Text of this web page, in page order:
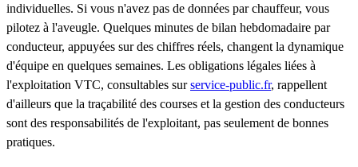
individuelles. Si vous n'avez pas de données par chauffeur, vous
pilotez à l'aveugle. Quelques minutes de bilan hebdomadaire par
conducteur, appuyées sur des chiffres réels, changent la dynamique
d'équipe en quelques semaines. Les obligations légales liées à
l'exploitation VTC, consultables surservice-public.fr, rappellent
d'ailleurs que la traçabilité des courses et la gestion des conducteurs
sont des responsabilités de l'exploitant, pas seulement de bonnes
pratiques.